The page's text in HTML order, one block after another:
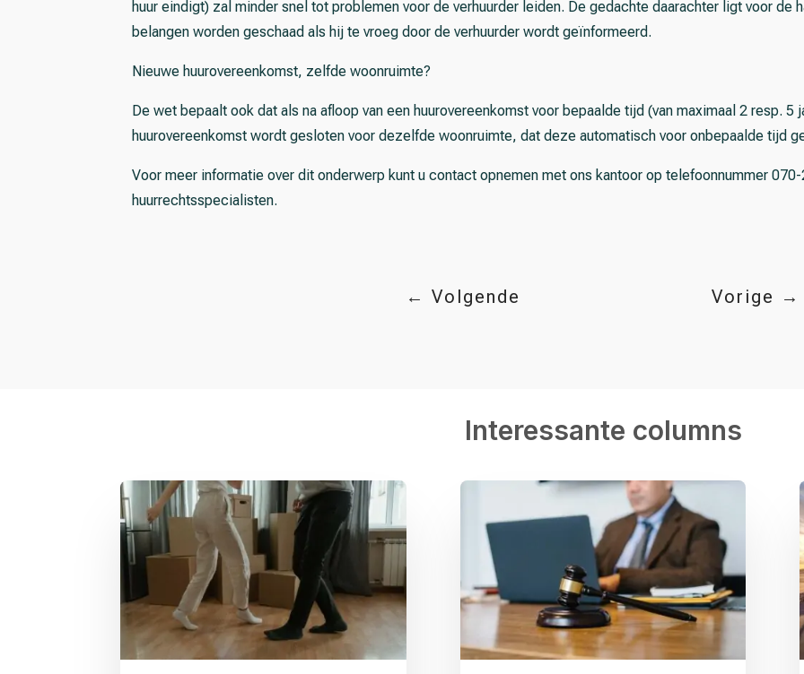
huur eindigt) zal minder snel tot problemen voor de verhuurder leiden. De gedachte daarachter ligt voor de
belangen worden geschaad als hij te vroeg door de verhuurder wordt geïnformeerd.
Nieuwe huurovereenkomst, zelfde woonruimte?
De wet bepaalt ook dat als na afloop van een huurovereenkomst voor bepaalde tijd (van maximaal 2 resp.
huurovereenkomst wordt gesloten voor dezelfde woonruimte, dat deze automatisch voor onbepaalde tijd
Voor meer informatie over dit onderwerp kunt u contact opnemen met ons kantoor op telefoonnummer
huurrechtsspecialisten.
← Volgende Vorige →
Interessante columns